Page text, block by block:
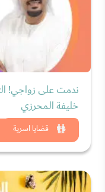
قضايا اسرية
ندمت على زواجي!
خليفة المحرزي
شاهد الان